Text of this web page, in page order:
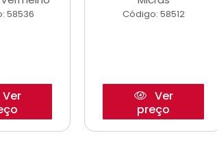
58536
Ver
Código: 58512
Ver
preço